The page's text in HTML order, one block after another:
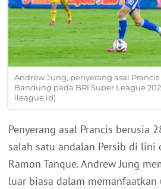
Andrew Jung, penyerang asal
Bandung pada BRI Super League
ileague.id)
Penyerang asal Prancis berusia
salah satu andalan Persib di lini
Ramon Tanque. Andrew Jung
luar biasa dalam